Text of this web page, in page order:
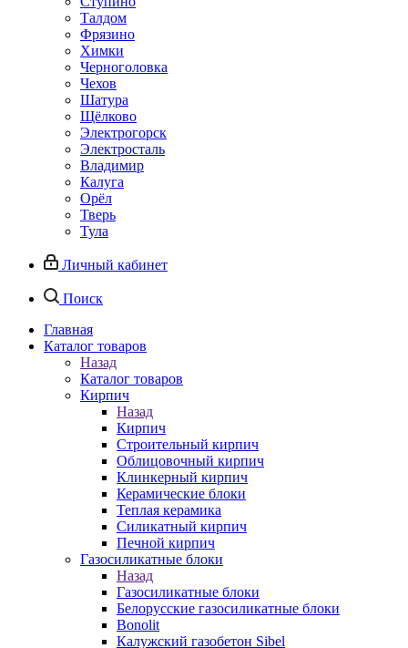
Талдом
Фрязино
Химки
Черноголовка
Чехов
Шатура
Щёлково
Электрогорск
Электросталь
Владимир
Калуга
Орёл
Тверь
Тула
Личный кабинет
Поиск
Главная
Каталог товаров
Назад
Каталог товаров
Кирпич
Назад
Кирпич
Строительный кирпич
Облицовочный кирпич
Клинкерный кирпич
Керамические блоки
Теплая керамика
Силикатный кирпич
Печной кирпич
Газосиликатные блоки
Назад
Газосиликатные блоки
Белорусские газосиликатные блоки
Bonolit
Калужский газобетон Sibel